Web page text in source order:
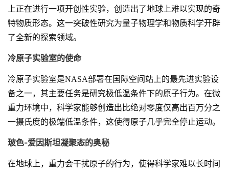
上正在进行一项开创性实验，创造出了地球上难以实现的奇
特物质形态。这一突破性研究为量子物理学和物质科学开辟
了全新的探索领域。
冷原子实验室的使命
冷原子实验室是NASA部署在国际空间站上的最先进实验设
备之一，其主要任务是研究极低温条件下的原子行为。在微
重力环境中，科学家能够创造出比绝对零度仅高出百万分之
一摄氏度的极端低温条件，这使得原子几乎完全停止运动。
玻色-爱因斯坦凝聚态的奥秘
在地球上，重力会干扰原子的行为，使得科学家难以长时间